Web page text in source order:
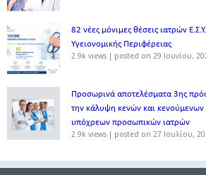
82 νέες μόνιμες θέσεις ιατρών
Υγειονομικής Περιφέρειας
2.9k views | posted on 29 Ιουνίου,
Προσωρινά αποτελέσματα 3ης
την κάλυψη κενών και
υπόχρεων προσωπικών ιατρών
2.9k views | posted on 27 Ιουλίου,